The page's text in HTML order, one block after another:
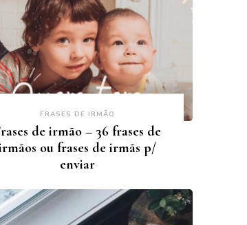
FRASES DE IRMÃO
de irmão – 36 frases de
ou frases de irmãs p/
enviar